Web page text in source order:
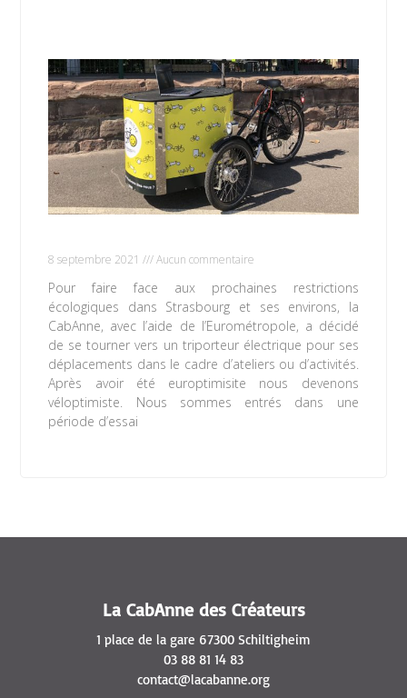
8 septembre 2021 Aucun commentaire
Pour faire face aux prochaines restrictions
écologiques dans Strasbourg et ses environs, la
CabAnne, avec l’aide de l’Eurométropole, a décidé
de se tourner vers un triporteur électrique pour ses
déplacements dans le cadre d’ateliers ou d’activités.
Après avoir été europtimisite nous devenons
véloptimiste. Nous sommes entrés dans une
période d’essai
La CabAnne des Créateurs
1 place de la gare 67300 Schiltigheim
03 88 81 14 83
contact@lacabanne.org